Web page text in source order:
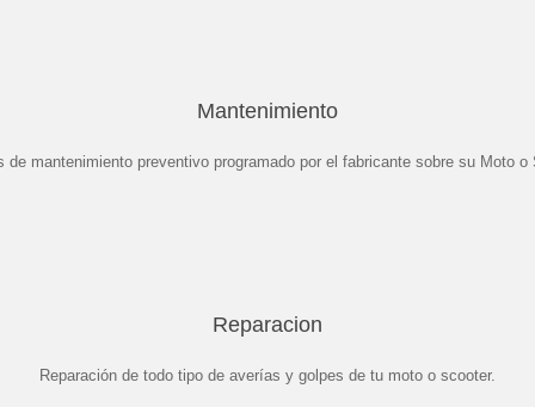
Mantenimiento
de mantenimiento preventivo programado por el fabricante sobre su Moto o
Reparacion
Reparación de todo tipo de averías y golpes de tu moto o scooter.